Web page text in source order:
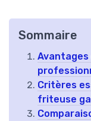
Sommaire
Avantages
Critères
friteuse